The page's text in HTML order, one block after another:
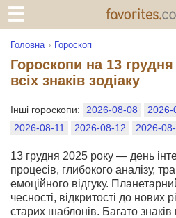
Головна Гороскоп
Гороскопи на 13
всіх знаків зодіаку
Інші гороскопи: 2026-08-08 2026-
2026-08-11
2026-08-12 2026-
13 грудня 2025 року — день
процесів, глибокого аналізу,
емоційного відгуку.
чесності, відкритості до нових
старих шаблонів. Багато